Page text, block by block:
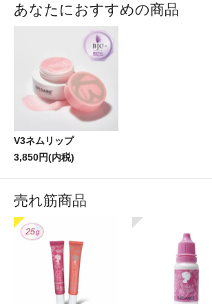
あなたにおすすめの商品
V3ネムリップ
3,850円(内税)
売れ筋商品